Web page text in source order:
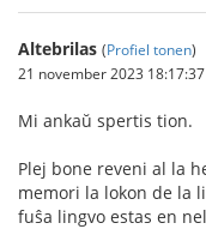
Altebrilas (Profiel tonen)
21 november 2023 18:17:37
Mi ankaŭ spertis tion.
Plej bone reveni al la
memori la lokon de la
fuŝa lingvo estas en